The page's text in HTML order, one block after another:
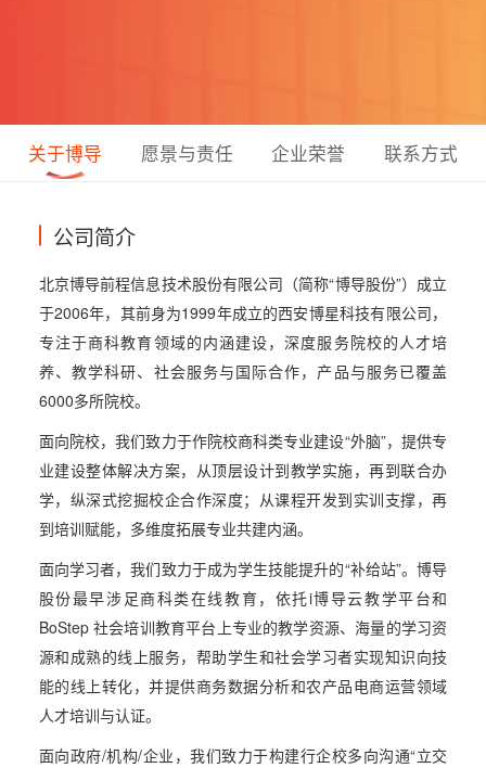
关于博导 愿景与责任 企业荣誉 联系方式
公司简介
北京博导前程信息技术股份有限公司（简称“博导股份”）成立
于2006年，其前身为1999年成立的西安博星科技有限公司，
专注于商科教育领域的内涵建设，深度服务院校的人才培
养、教学科研、社会服务与国际合作，产品与服务已覆盖
6000多所院校。
面向院校，我们致力于作院校商科类专业建设“外脑”，提供专
业建设整体解决方案，从顶层设计到教学实施，再到联合办
学，纵深式挖掘校企合作深度；从课程开发到实训支撑，再
到培训赋能，多维度拓展专业共建内涵。
面向学习者，我们致力于成为学生技能提升的“补给站”。博导
股份最早涉足商科类在线教育，依托i博导云教学平台和
BoStep 社会培训教育平台上专业的教学资源、海量的学习资
源和成熟的线上服务，帮助学生和社会学习者实现知识向技
能的线上转化，并提供商务数据分析和农产品电商运营领域
人才培训与认证。
面向政府/机构/企业，我们致力于构建行企校多向沟通“立交